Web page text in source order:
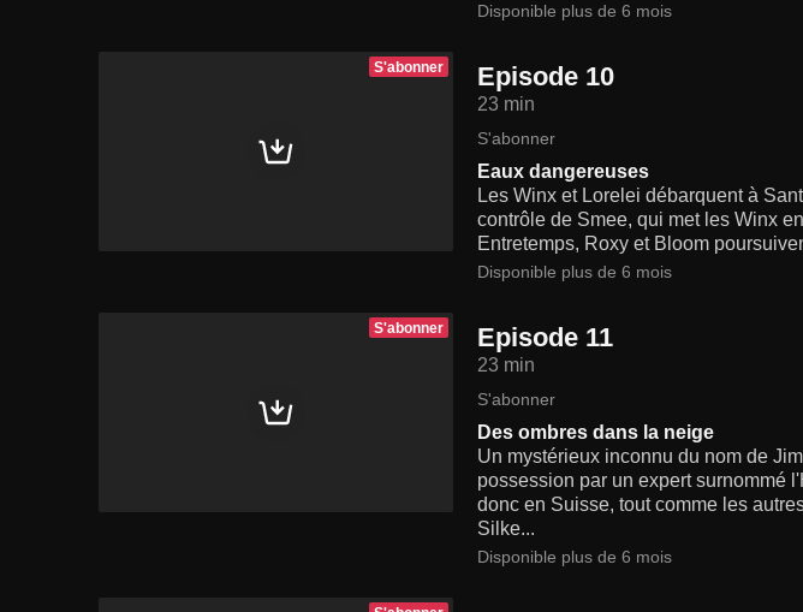
Disponible plus de 6 mois
S'abonner Episode 10
23 min
S'abonner
Eaux dangereuses
Les Winx et Lorelei débarquent à
contrôle de Smee, qui met les Winx
Entretemps, Roxy et Bloom
Disponible plus de 6 mois
S'abonner Episode 11
23 min
S'abonner
Des ombres dans la neige
Un mystérieux inconnu du nom de
possession par un expert surnommé
donc en Suisse, tout comme les
Silke...
Disponible plus de 6 mois